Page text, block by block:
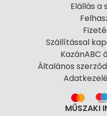
Elállás a
Szállítással
Általános
MŰSZAKI